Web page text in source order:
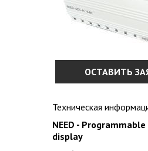
ОСТАВИТЬ
Техническая
NEED -
display